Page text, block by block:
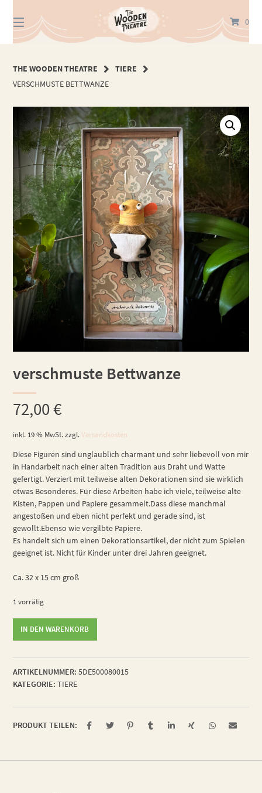
zum
Inhalt
0
THE WOODEN THEATRE
TIERE
VERSCHMUSTE BETTWANZE
verschmuste Bettwanze
72,00€
inkl. 19 % MwSt. zzgl.Versandkosten
Diese Figuren sind unglaublich charmant und sehr liebevoll von mir
in Handarbeit nach einer alten Tradition aus Draht und Watte
gefertigt. Verziert mit teilweise alten Dekorationen sind sie wirklich
etwas Besonderes. Für diese Arbeiten habe ich viele, teilweise alte
Kisten, Pappen und Papiere gesammelt.Dass diese manchmal
angestoßen und eben nicht perfekt und gerade sind, ist
gewollt.Ebenso wie vergilbte Papiere.
Es handelt sich um einen Dekorationsartikel, der nicht zum Spielen
geeignet ist. Nicht für Kinder unter drei Jahren geeignet.
Ca. 32 x 15 cm groß
1 vorrätig
IN DEN WARENKORB
ARTIKELNUMMER: 5DE500080015
KATEGORIE: TIERE
PRODUKT TEILEN: